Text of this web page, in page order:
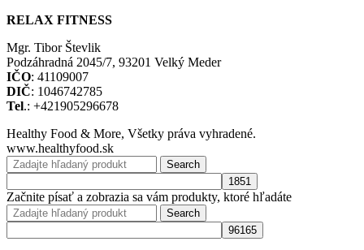
RELAX FITNESS
Mgr. Tibor Števlik
Podzáhradná 2045/7, 93201 Velký Meder
IČO: 41109007
DIČ: 1046742785
Tel.: +421905296678
Healthy Food & More, Všetky práva vyhradené.
www.healthyfood.sk
Search
Začnite písať a zobrazia sa vám produkty, ktoré hľadáte
Search